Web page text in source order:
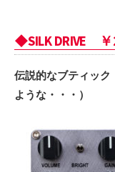
◆SILK DRIVE ￥
伝説的なブティッ
ような・・・）